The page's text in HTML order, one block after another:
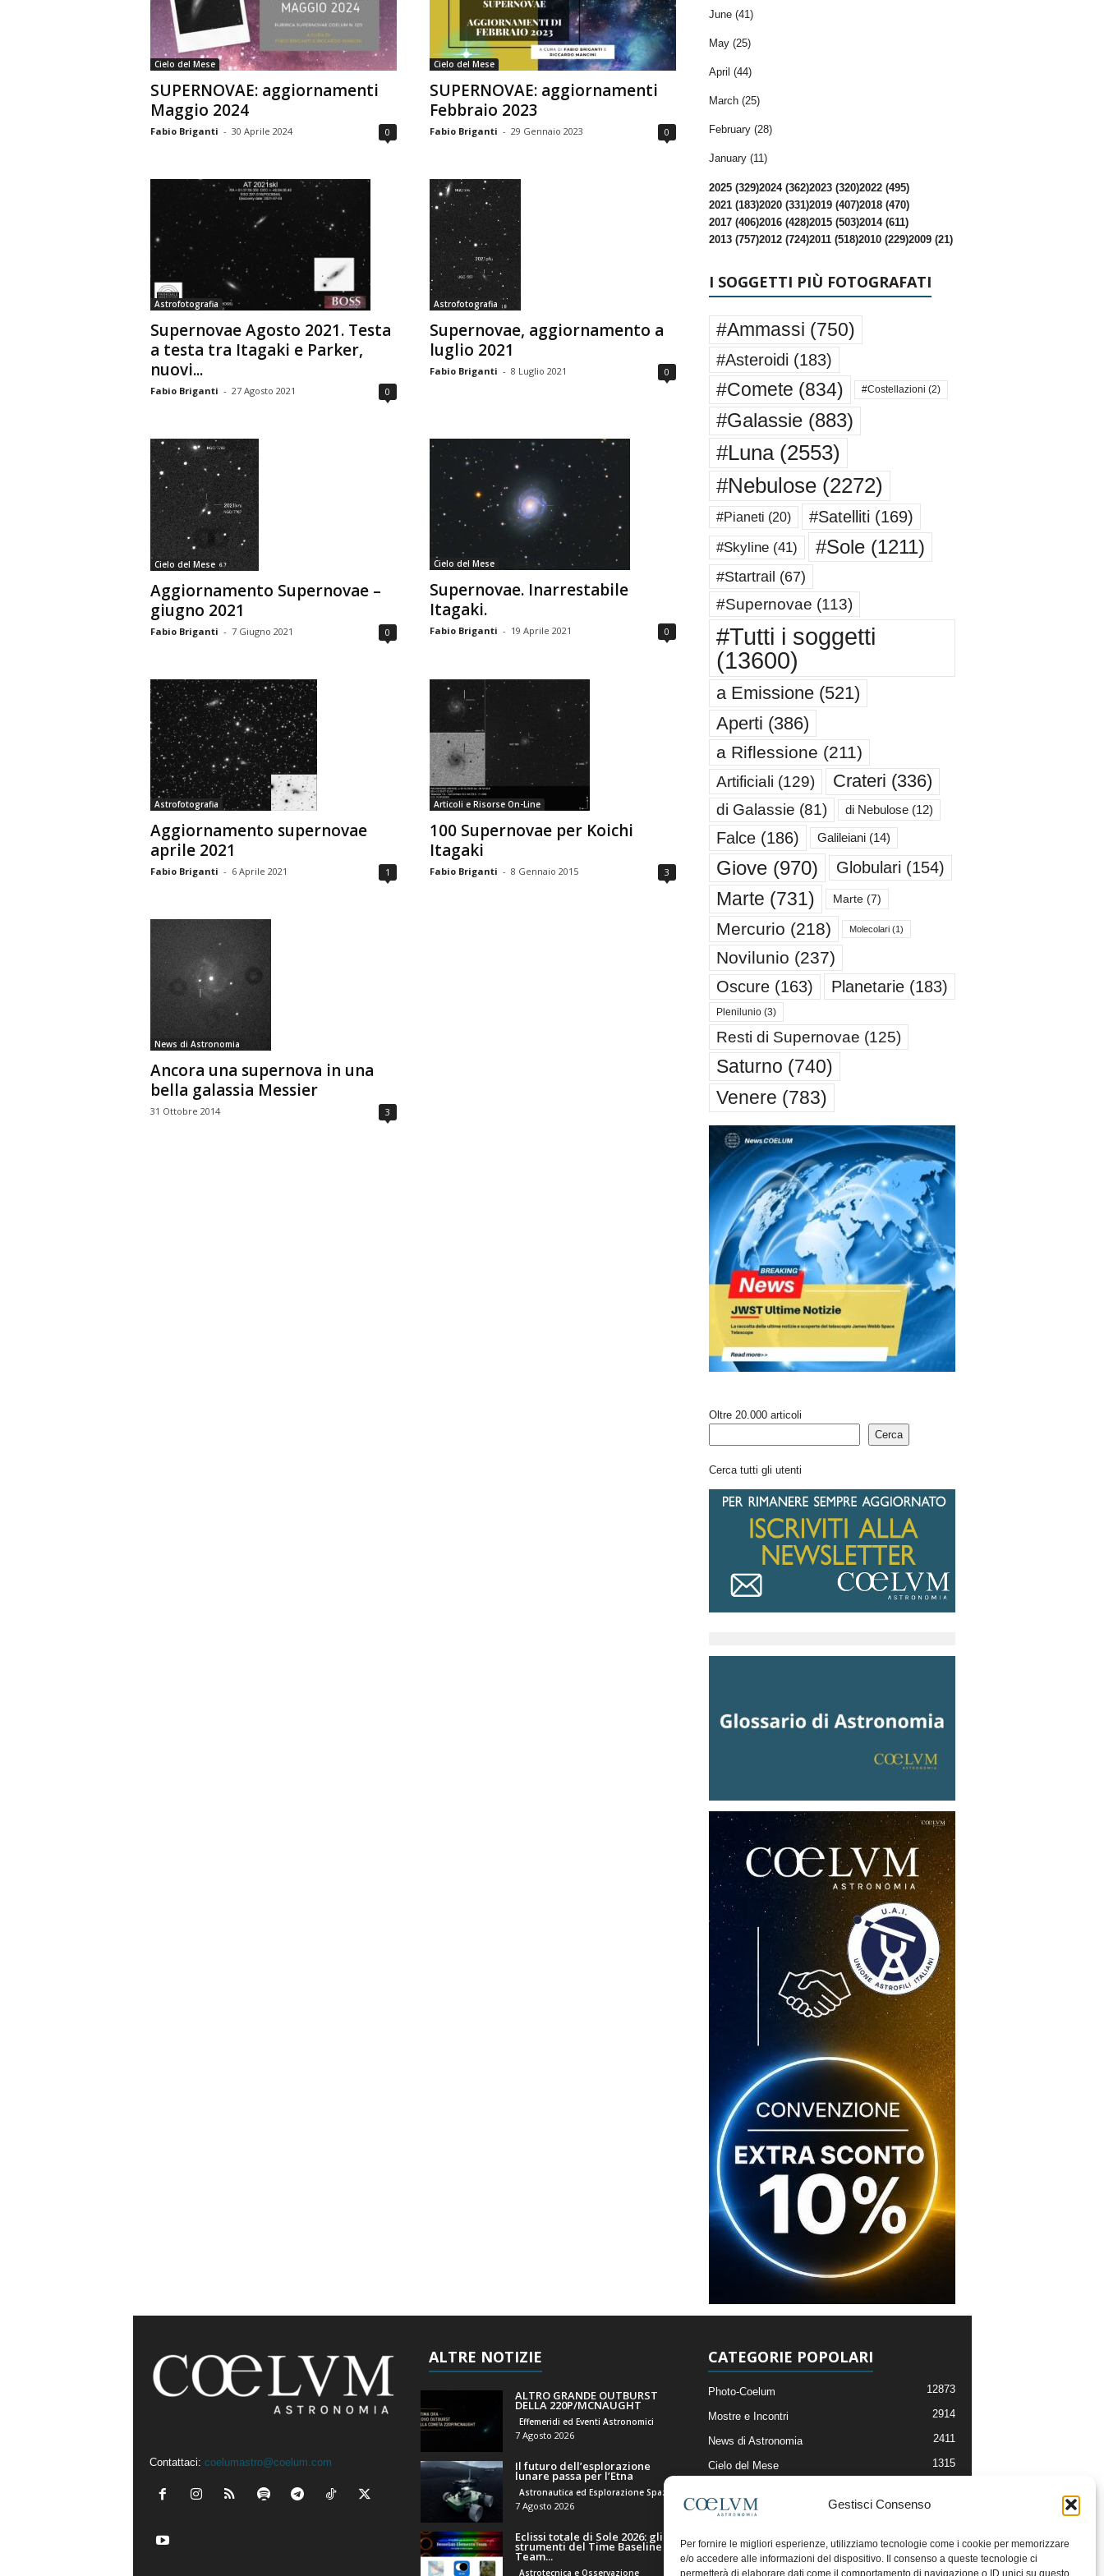
Gestisci Consenso
Per fornire le migliori esperienze, utilizziamo tecnologie come i cookie per memorizzare
e/o accedere alle informazioni del dispositivo. Il consenso a queste tecnologie ci
permetterà di elaborare dati come il comportamento di navigazione o ID unici su questo
m
i
a
Cielo del Mese
SUPERNOVAE: aggiornamenti
Maggio 2024
Fabio Briganti - 30 Aprile 2024 0
Cielo del Mese
SUPERNOVAE: aggiornamenti
Febbraio 2023
Fabio Briganti - 29 Gennaio 2023 0
Astrofotografia
Supernovae Agosto 2021. Testa
a testa tra Itagaki e Parker,
nuovi...
Fabio Briganti - 27 Agosto 2021 0
Astrofotografia
Supernovae, aggiornamento a
luglio 2021
Fabio Briganti - 8 Luglio 2021 0
Cielo del Mese
Aggiornamento Supernovae –
giugno 2021
Fabio Briganti - 7 Giugno 2021 0
Cielo del Mese
Supernovae. Inarrestabile
Itagaki.
Fabio Briganti - 19 Aprile 2021 0
Astrofotografia
Aggiornamento supernovae
aprile 2021
Fabio Briganti - 6 Aprile 2021 1
Articoli e Risorse On-Line
100 Supernovae per Koichi
Itagaki
Fabio Briganti - 8 Gennaio 2015 3
News di Astronomia
Ancora una supernova in una
bella galassia Messier
31 Ottobre 2014 3
June (41)
May (25)
April (44)
March (25)
February (28)
January (11)
2025 (329)2024 (362)2023 (320)2022 (495)
2021 (183)2020 (331)2019 (407)2018 (470)
2017 (406)2016 (428)2015 (503)2014 (611)
2013 (757)2012 (724)2011 (518)2010 (229)2009 (21)
I SOGGETTI PIÙ FOTOGRAFATI
#Ammassi (750)
#Asteroidi (183)
#Comete (834) #Costellazioni (2)
#Galassie(883)
#Luna(2553)
#Nebulose(2272)
#Pianeti (20) #Satelliti (169)
#Skyline(41) #Sole(1211)
#Startrail (67)
#Supernovae (113)
#Tutti i soggetti
(13600)
a Emissione(521)
Aperti (386)
a Riflessione (211)
Artificiali (129) Crateri (336)
di Galassie (81) di Nebulose(12)
Falce(186) Galileiani(14)
Giove(970) Globulari (154)
Marte (731) Marte(7)
Mercurio (218) Molecolari(1)
Novilunio (237)
Oscure(163) Planetarie(183)
Plenilunio(3)
Resti di Supernovae (125)
Saturno (740)
Venere (783)
Oltre 20.000 articoli
Cerca
Cerca tutti gli utenti
Contattaci: coelumastro@coelum.com
ALTRE NOTIZIE
ALTRO GRANDE OUTBURST
DELLA 220P/MCNAUGHT
Effemeridi ed Eventi Astronomici
7 Agosto 2026
Il futuro dell’esplorazione
lunare passa per l’Etna
7 Agosto 2026
Eclissi totale di Sole 2026: gli
strumenti del Time Baseline
Team...
Astrotecnica e Osservazione
CATEGORIE POPOLARI
Photo-Coelum 12873
Mostre e Incontri 2914
News di Astronomia 2411
Cielo del Mese 1315
Articoli e Risorse On-Line
Il Blog della Redazione